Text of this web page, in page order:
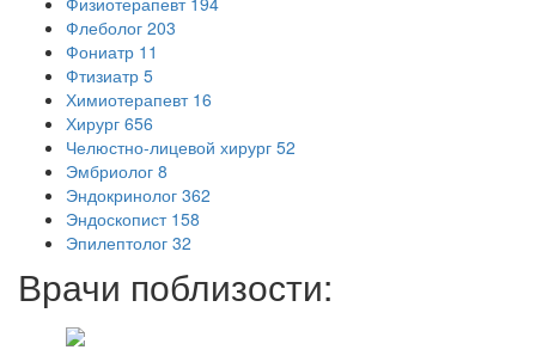
Флеболог 203
Фониатр 11
Фтизиатр 5
Химиотерапевт 16
Хирург 656
Челюстно-лицевой хирург 52
Эмбриолог 8
Эндокринолог 362
Эндоскопист 158
Эпилептолог 32
Врачи поблизости: